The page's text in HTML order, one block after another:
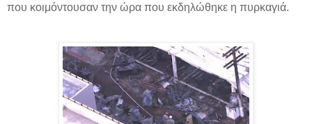
που κοιμόντουσαν την ώρα που εκδηλώθηκε η πυρκαγιά.